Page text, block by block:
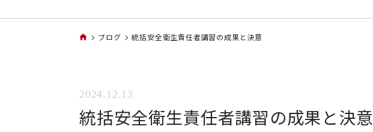
ブログ 統括安全衛生責任者講習の成果と決意
2024.12.13
統括安全衛生責任者講習の成果と決意